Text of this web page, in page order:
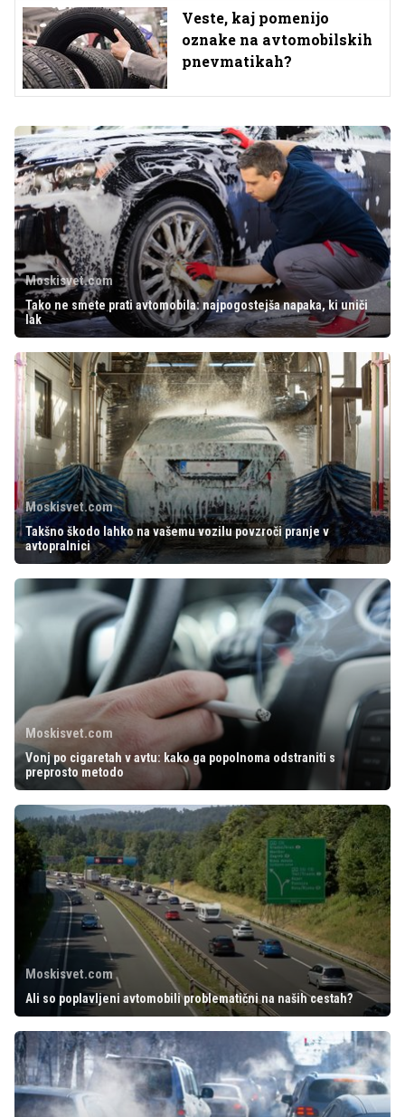
Veste, kaj pomenijo
oznake na avtomobilskih
pnevmatikah?
Moskisvet.com
Tako ne smete prati avtomobila: najpogostejša napaka, ki uniči
lak
Moskisvet.com
Takšno škodo lahko na vašemu vozilu povzroči pranje v
avtopralnici
Moskisvet.com
Vonj po cigaretah v avtu: kako ga popolnoma odstraniti s
preprosto metodo
Moskisvet.com
Ali so poplavljeni avtomobili problematični na naših cestah?